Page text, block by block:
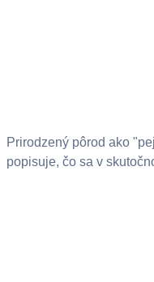
Prirodzený pôrod ako
popisuje, čo sa v